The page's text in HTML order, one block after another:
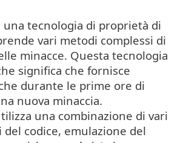
una tecnologia di proprietà di
vari metodi complessi di
minacce. Questa tecnologia
significa che fornisce
durante le prime ore di
nuova minaccia.
una combinazione di vari
del codice, emulazione del